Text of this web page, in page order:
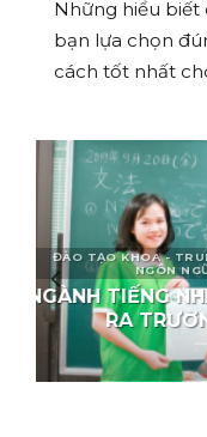
Những hiểu biết
bạn lựa chọn
cách tốt nhất
ĐÀO TẠO
NGÀNH
VỪA VÀ